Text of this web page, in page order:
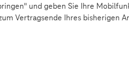
und geben Sie Ihre
Vertragsende Ihres bisherigen